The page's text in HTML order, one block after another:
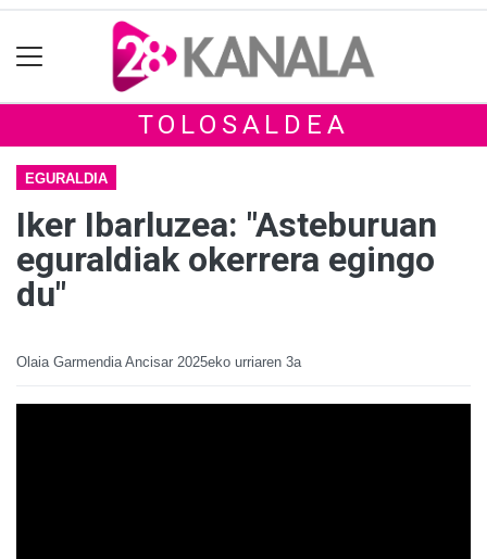
TOLOSALDEA
EGURALDIA
Iker Ibarluzea: "Asteburuan
eguraldiak okerrera egingo
du"
Olaia Garmendia Ancisar 2025eko urriaren 3a